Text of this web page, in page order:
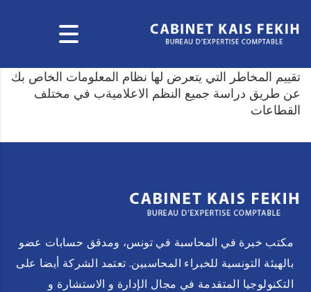
تقييم المخاطر التي يتعرض لها نظام المعلومات الخاص بك
عن طريق دراسة جميع النظم الاعلاميةب في مختلف
القطاعات
مكتب خبرة في المحاسبة في تونس، ومدقق حسابات عضو
بالهيئة التونسية للخبراء المحاسبين. تعتمد الشركة أيضا على
التكنولوجيا المتقدمة في مجال الإدارة و الاستشارة و